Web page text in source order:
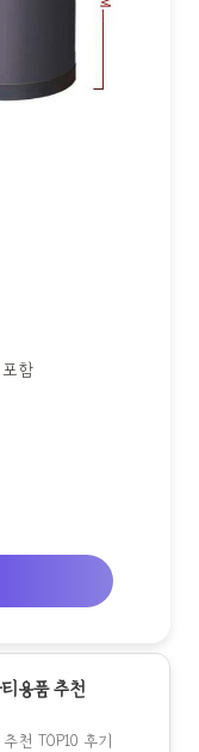
함
용품 추천
천 TOP10 후기